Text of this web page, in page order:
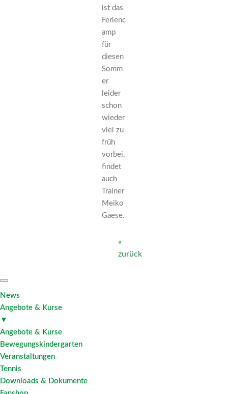
ist das
Ferienc
amp
für
diesen
Somm
er
leider
schon
wieder
viel zu
früh
vorbei,
findet
auch
Trainer
Meiko
Gaese.
«
zurück
News
Angebote & Kurse
▼
Angebote & Kurse
Bewegungskindergarten
Veranstaltungen
Tennis
Downloads & Dokumente